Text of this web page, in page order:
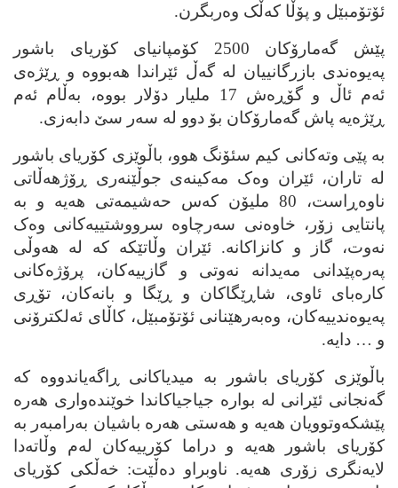
ئۆتۆمبێل و پۆڵا که‌ڵک وه‌ربگرن.
پێش گه‌مارۆکان 2500 کۆمپانیای کۆریای باشور
په‌یوه‌ندی بازرگانییان له‌ گه‌ڵ ئێراندا هه‌بووه‌ و ڕێژه‌ی
ئه‌م ئاڵ و گۆڕه‌ش 17 ملیار دۆلار بووه‌، به‌ڵام ئه‌م
ڕێژه‌یه‌ پاش گه‌مارۆکان بۆ دوو له‌ سه‌ر سێ دابه‌زی.
به‌ پێی وته‌کانی کیم سئۆنگ هوو، باڵوێزی کۆریای باشور
له‌ تاران، ئێران وه‌ک مه‌کینه‌ی جوڵێنه‌ری ڕۆژهه‌ڵاتی
ناوه‌ڕاست، 80 ملیۆن که‌س حه‌شیمه‌تی هه‌یه‌ و به‌
پانتایی زۆر، خاوه‌نی سه‌رچاوه‌ سرووشتییه‌کانی وه‌ک
نه‌وت، گاز و کانزاکانه‌. ئێران وڵاتێکه‌ که‌ له‌ هه‌وڵی
په‌ره‌پێدانی مه‌یدانه‌ نه‌وتی و گازییه‌کان، پرۆژه‌کانی
کاره‌بای ئاوی، شاڕێگاکان و ڕێگا و بانه‌کان، تۆڕی
په‌یوه‌ندییه‌کان، وه‌به‌رهێنانی ئۆتۆمبێل، کاڵای ئه‌لکترۆنی
و … دایه‌.
باڵوێزی کۆریای باشور به‌ میدیاکانی ڕاگه‌یاندووه‌ که‌
گه‌نجانی ئێرانی له‌ بواره‌ جیاجیاکاندا خوێنده‌واری هه‌ره‌
پێشکه‌وتوویان هه‌یه‌ و هه‌ستی هه‌ره‌ باشیان به‌رامبه‌ر به‌
کۆریای باشور هه‌یه‌ و دراما کۆرییه‌کان له‌م وڵاته‌دا
لایه‌نگری زۆری هه‌یه‌. ناوبراو ده‌ڵێت: خه‌ڵکی کۆریای